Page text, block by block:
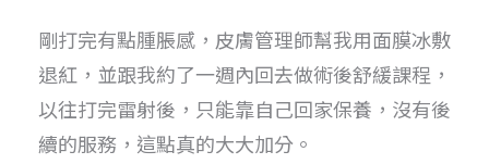
剛打完有點腫脹感，皮膚管理師幫我用面膜冰敷
退紅，並跟我約了一週內回去做術後舒緩課程，
以往打完雷射後，只能靠自己回家保養，沒有後
續的服務，這點真的大大加分。